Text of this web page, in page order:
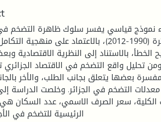
نموذج قياسي يفسر سلوك ظاهرة التضخم
الجزائري خلال الفترة (1990-2012)، بالاعتماد على
بالاستناد إلى النظرية الاقتصادية
تحليل واقع التضخم في الاقتصاد الجزائري
بعضها يتعلق بجانب الطلب، والأخر
التضخم في الجزائر. وخلصت الدراسة
الكلية، سعر الصرف الاسمي، عدد السكان
الرئيسية للتضخم في